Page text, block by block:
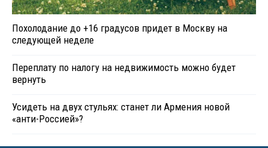
Похолодание до +16 градусов придет в Москву на
следующей неделе
Переплату по налогу на недвижимость можно будет
вернуть
Усидеть на двух стульях: станет ли Армения новой
«анти-Россией»?